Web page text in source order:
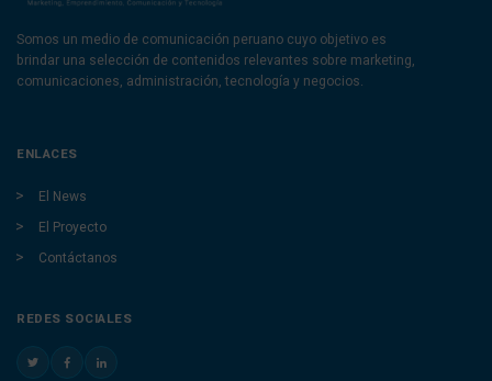
Somos un medio de comunicación peruano cuyo objetivo es
brindar una selección de contenidos relevantes sobre marketing,
comunicaciones, administración, tecnología y negocios.
ENLACES
El News
El Proyecto
Contáctanos
REDES SOCIALES